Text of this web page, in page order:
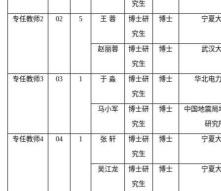
究生
专任教师2 02 5 王 蓉
博士研
究生
博士 宁夏
赵丽蓉
博士研
究生
博士 武汉
专任教师3 03 1 于 淼
博士研
究生
博士 华北电
马小军
博士研
究生
博士
中国地震局
研究
专任教师4 04 1 张 轩
博士研
究生
博士 宁夏
吴江龙
博士研
究生
博士 宁夏